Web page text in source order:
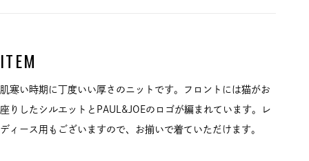
ITEM
肌寒い時期に丁度いい厚さのニットです。フロントには猫がお
座りしたシルエットとPAUL&JOEのロゴが編まれています。レ
ディース用もございますので、お揃いで着ていただけます。